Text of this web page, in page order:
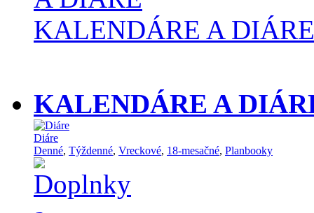
KALENDÁRE A DIÁRE
KALENDÁRE A
Diáre
Denné, Týždenné, Vreckové, 18-mesačné, Planbooky